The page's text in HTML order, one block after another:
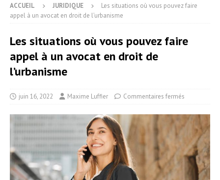
ACCUEIL JURIDIQUE
Les situations où vous pouvez faire
appel à un avocat en droit de l’urbanisme
Les situations où vous pouvez faire
appel à un avocat en droit de
l’urbanisme
juin 16, 2022 Maxime Luffier Commentaires fermés